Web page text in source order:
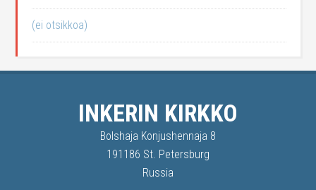
(ei otsikkoa)
INKERIN KIRKKO
Bolshaja Konjushennaja 8
191186 St. Petersburg
Russia